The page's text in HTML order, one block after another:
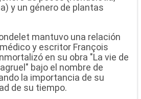
y un género de plantas
mantuvo una relación
y escritor François
en su obra "La vie de
bajo el nombre de
la importancia de su
de su tiempo.